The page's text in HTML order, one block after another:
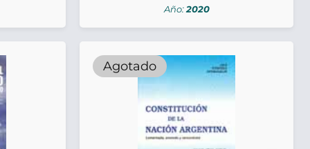
Año:2020
Agotado